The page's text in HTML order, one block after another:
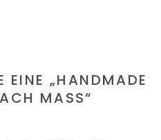
EINE „HANDMADE
MASS“ B